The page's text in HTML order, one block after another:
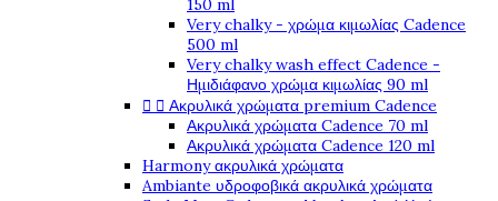
150 ml
Very chalky - χρώμα κιμωλίας Cadence
500 ml
Very chalky wash effect Cadence -
Ημιδιάφανο χρώμα κιμωλίας 90 ml
  Ακρυλικά χρώματα premium Cadence
Ακρυλικά χρώματα Cadence 70 ml
Ακρυλικά χρώματα Cadence 120 ml
Harmony ακρυλικά χρώματα
Ambiante υδροφοβικά ακρυλικά χρώματα